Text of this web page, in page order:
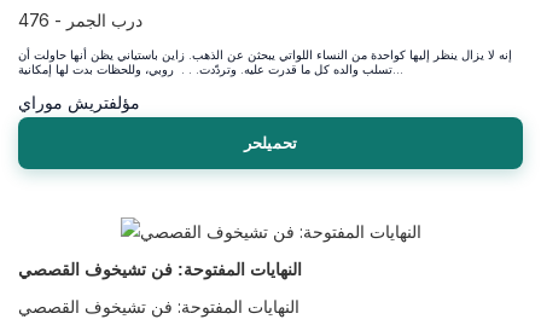
درب الجمر - 476
إنه لا يزال ينظر إليها كواحدة من النساء اللواتي يبحثن عن الذهب. زاين باستياني يظن أنها حاولت أن
مؤلفتريش موراي
تحميلحر
النهايات المفتوحة: فن تشيخوف القصصي
النهايات المفتوحة: فن تشيخوف القصصي